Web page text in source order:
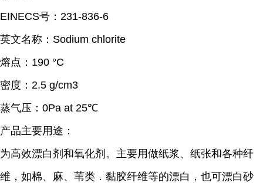
EINECS号：231-836-6
英文名称：Sodium chlorite
熔点：190 °C
密度：2.5 g/cm3
蒸气压：0Pa at 25℃
产品主要用途：
为高效漂白剂和氧化剂。主要用做纸浆、纸张和各种纤
维，如棉、麻、苇类．黏胶纤维等的漂白，也可漂白砂